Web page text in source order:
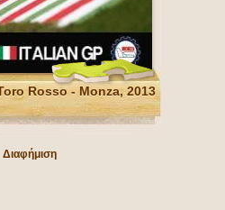
Rosso - Monza, 2013
Διαφήμιση